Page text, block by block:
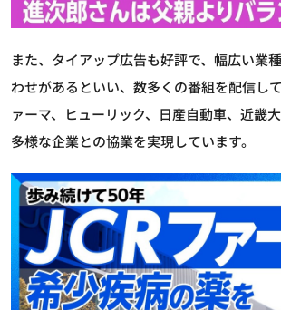
また、タイアップ広告も好評で、幅広い業
わせがあるといい、数多くの番組を配信し
ァーマ、ヒューリック、日産自動車、近畿大
多様な企業との協業を実現しています。